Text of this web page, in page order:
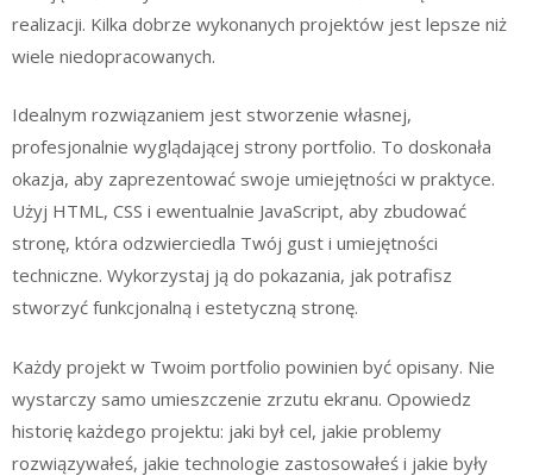
realizacji. Kilka dobrze wykonanych projektów jest lepsze niż
wiele niedopracowanych.
Idealnym rozwiązaniem jest stworzenie własnej,
profesjonalnie wyglądającej strony portfolio. To doskonała
okazja, aby zaprezentować swoje umiejętności w praktyce.
Użyj HTML, CSS i ewentualnie JavaScript, aby zbudować
stronę, która odzwierciedla Twój gust i umiejętności
techniczne. Wykorzystaj ją do pokazania, jak potrafisz
stworzyć funkcjonalną i estetyczną stronę.
Każdy projekt w Twoim portfolio powinien być opisany. Nie
wystarczy samo umieszczenie zrzutu ekranu. Opowiedz
historię każdego projektu: jaki był cel, jakie problemy
rozwiązywałeś, jakie technologie zastosowałeś i jakie były